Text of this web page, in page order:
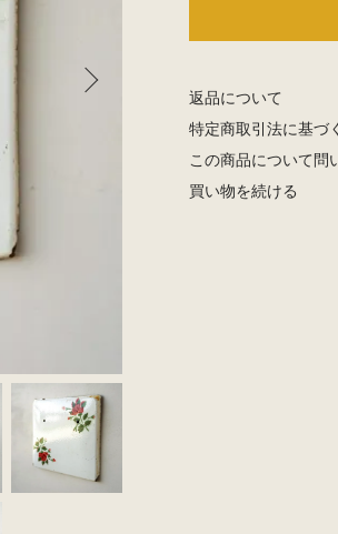
返品について
特定商取引法に基づ
この商品について問
買い物を続ける